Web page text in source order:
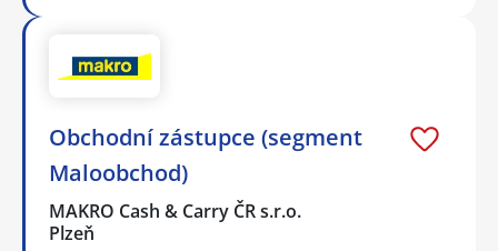
Obchodní zástupce (segment
Maloobchod)
MAKRO Cash & Carry ČR s.r.o.
Plzeň